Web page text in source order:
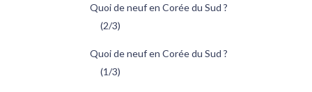
Quoi de neuf en Corée du Sud ?
(2/3)
Quoi de neuf en Corée du Sud ?
(1/3)